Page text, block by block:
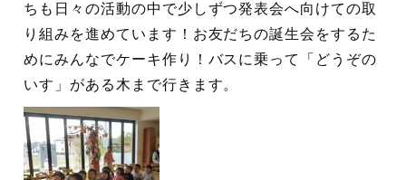
ちも日々の活動の中で少しずつ発表会へ向けての取
り組みを進めています！お友だちの誕生会をするた
めにみんなでケーキ作り！バスに乗って「どうぞの
いす」がある木まで行きます。